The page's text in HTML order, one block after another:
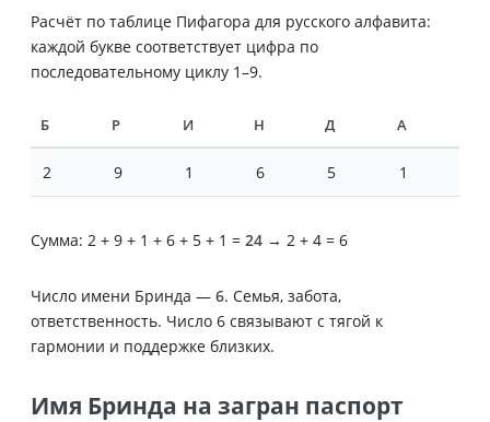
Расчёт по таблице Пифагора для русского алфавита:
каждой букве соответствует цифра по
последовательному циклу 1–9.
Б Р И Н Д А
2 9 1 6 5 1
Сумма: 2 + 9 + 1 + 6 + 5 + 1 = 24 → 2 + 4 = 6
Число имени Бринда — 6. Семья, забота,
ответственность. Число 6 связывают с тягой к
гармонии и поддержке близких.
Имя Бринда на загран паспорт